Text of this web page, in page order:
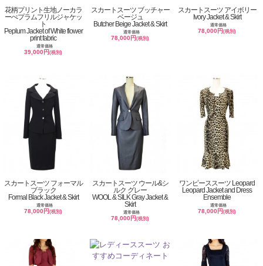
花柄プリント生地ノーカラ
ーぺプラムフリルジャケッ
ト
Peplum Jacket of White flower
print fabric
通常価格
39,000円(税別)
スカートスーツ ブッチャー
ベージュ
Butcher Beige Jacket & Skirt
通常価格
78,000円(税別)
スカートスーツ アイボリー
Ivory Jacket & Skirt
通常価格
78,000円(税別)
スカートスーツ フォーマル
ブラック
Formal Black Jacket & Skirt
通常価格
78,000円(税別)
スカートスーツ ウール&シ
ルク グレー
WOOL & SILK Gray Jacket &
Skirt
通常価格
78,000円(税別)
ワンピーススーツ Leopard
Leopard Jacket and Dress
Ensemble
通常価格
78,000円(税別)